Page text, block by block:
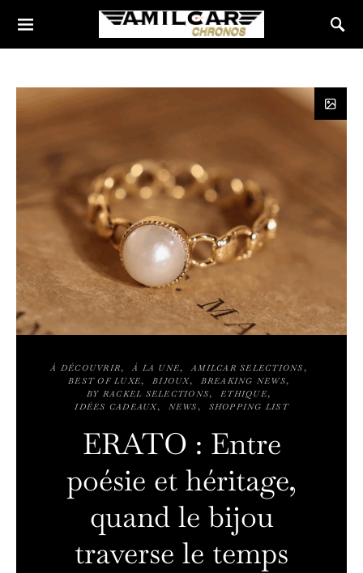
À DÉCOUVRIR À LA UNE
AMILCAR SELECTIONS
BEST OF LUXE
BIJOUX
BREAKING NEWS
BY RACKEL SELECTIONS
ETHIQUE
IDÉES CADEAUX
NEWS SHOPPING LIST
ERATO : Entre
poésie et héritage,
quand le bijou
traverse le temps